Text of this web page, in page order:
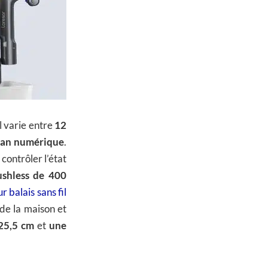
varie entre 12
numérique.
contrôler l’état
de 400
balais sans fil
la maison et
cmet une